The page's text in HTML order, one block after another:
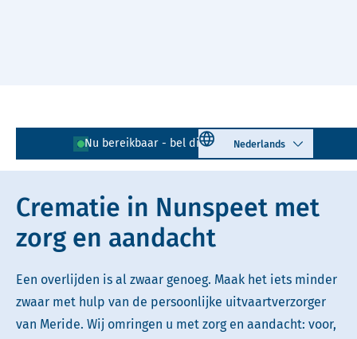
Nu bereikbaar - bel direct! 0341 - 564 870
Select language
Lees voor Uitleg woorden
Simpele tekst
Crematie in Nunspeet met
zorg en aandacht
Een overlijden is al zwaar genoeg. Maak het iets minder
zwaar met hulp van de persoonlijke uitvaartverzorger
van Meride. Wij omringen u met zorg en aandacht: voor,